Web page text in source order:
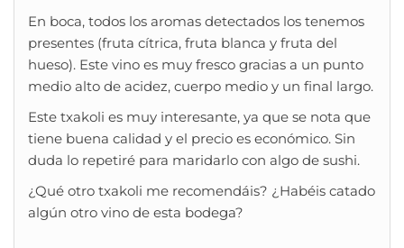
En boca, todos los aromas detectados los tenemos
presentes (fruta cítrica, fruta blanca y fruta del
hueso). Este vino es muy fresco gracias a un punto
medio alto de acidez, cuerpo medio y un final largo.
Este txakoli es muy interesante, ya que se nota que
tiene buena calidad y el precio es económico. Sin
duda lo repetiré para maridarlo con algo de sushi.
¿Qué otro txakoli me recomendáis? ¿Habéis catado
algún otro vino de esta bodega?